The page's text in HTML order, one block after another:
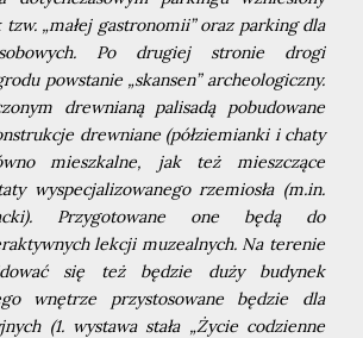
„małej gastronomii” oraz parking dla
Po drugiej stronie drogi
powstanie „skansen” archeologiczny.
drewnianą palisadą pobudowane
drewniane (półziemianki i chaty
mieszkalne, jak też mieszczące
wyspecjalizowanego rzemiosła (m.in.
Przygotowane one będą do
lekcji muzealnych. Na terenie
się też będzie duży budynek
wnętrze przystosowane będzie dla
(1. wystawa stała „Życie codzienne